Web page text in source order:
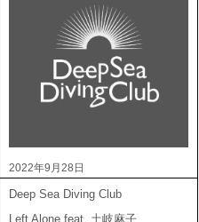
2022年9月28日
Deep Sea Diving Club
Left Alone feat. 土岐麻子